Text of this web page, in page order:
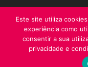
© Folha do
Este site utiliza
experiência como
consentir a sua
privacidade e